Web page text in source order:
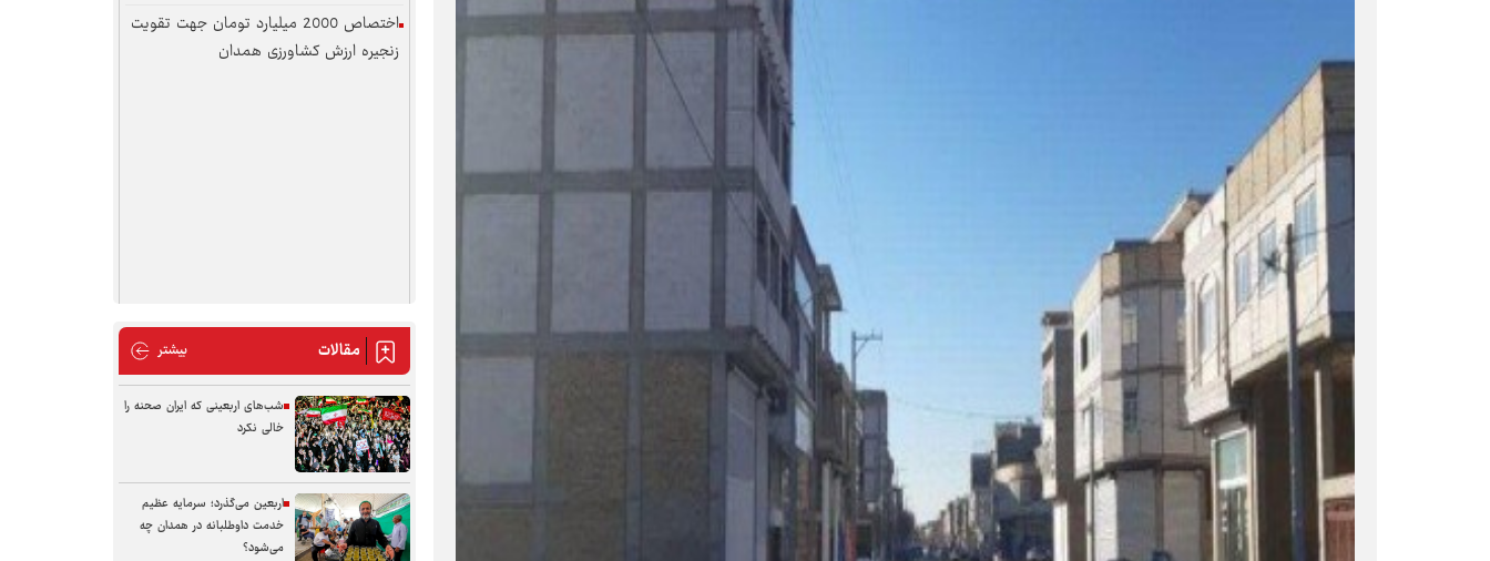
اختصاص 2000 میلیارد تومان جهت تقویت
زنجیره ارزش کشاورزی همدان
مقالات بیشتر مقالات
شب‌های اربعینی که ایران صحنه را
خالی نکرد
اربعین می‌گذرد؛ سرمایه عظیم
خدمت داوطلبانه در همدان چه
می‌شود؟